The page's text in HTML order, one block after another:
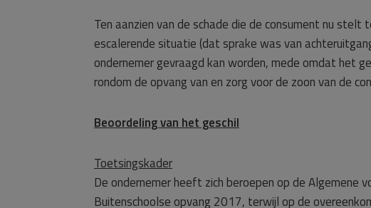
Ten aanzien van de schade die de consument nu
escalerende situatie (dat sprake was van
ondernemer gevraagd kan worden, mede omdat het
rondom de opvang van en zorg voor de zoon van de
Beoordeling van het geschil
Toetsingskader
De ondernemer heeft zich beroepen op de Algemene
Buitenschoolse opvang 2017, terwijl op de